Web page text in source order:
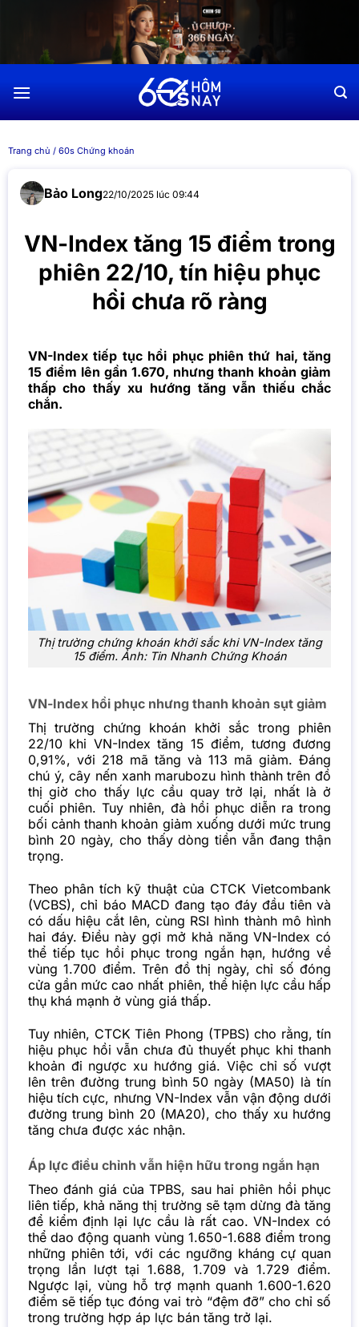
dung
Trang chủ / 60s Chứng khoán
Bảo Long22/10/2025 lúc 09:44
VN-Index tăng 15 điểm trong
phiên 22/10, tín hiệu phục
hồi chưa rõ ràng
VN-Index tiếp tục hồi phục phiên thứ hai, tăng
15 điểm lên gần 1.670, nhưng thanh khoản giảm
thấp cho thấy xu hướng tăng vẫn thiếu chắc
chắn.
Thị trường chứng khoán khởi sắc khi VN-Index tăng
15 điểm. Ảnh: Tin Nhanh Chứng Khoán
VN-Index hồi phục nhưng thanh khoản sụt giảm
Thị trường chứng khoán khởi sắc trong phiên
22/10 khi VN-Index tăng 15 điểm, tương đương
0,91%, với 218 mã tăng và 113 mã giảm. Đáng
chú ý, cây nến xanh marubozu hình thành trên đồ
thị giờ cho thấy lực cầu quay trở lại, nhất là ở
cuối phiên. Tuy nhiên, đà hồi phục diễn ra trong
bối cảnh thanh khoản giảm xuống dưới mức trung
bình 20 ngày, cho thấy dòng tiền vẫn đang thận
trọng.
Theo phân tích kỹ thuật của CTCK Vietcombank
(VCBS), chỉ báo MACD đang tạo đáy đầu tiên và
có dấu hiệu cắt lên, cùng RSI hình thành mô hình
hai đáy. Điều này gợi mở khả năng VN-Index có
thể tiếp tục hồi phục trong ngắn hạn, hướng về
vùng 1.700 điểm. Trên đồ thị ngày, chỉ số đóng
cửa gần mức cao nhất phiên, thể hiện lực cầu hấp
thụ khá mạnh ở vùng giá thấp.
Tuy nhiên, CTCK Tiên Phong (TPBS) cho rằng, tín
hiệu phục hồi vẫn chưa đủ thuyết phục khi thanh
khoản đi ngược xu hướng giá. Việc chỉ số vượt
lên trên đường trung bình 50 ngày (MA50) là tín
hiệu tích cực, nhưng VN-Index vẫn vận động dưới
đường trung bình 20 (MA20), cho thấy xu hướng
tăng chưa được xác nhận.
Áp lực điều chỉnh vẫn hiện hữu trong ngắn hạn
Theo đánh giá của TPBS, sau hai phiên hồi phục
liên tiếp, khả năng thị trường sẽ tạm dừng đà tăng
để kiểm định lại lực cầu là rất cao. VN-Index có
thể dao động quanh vùng 1.650-1.688 điểm trong
những phiên tới, với các ngưỡng kháng cự quan
trọng lần lượt tại 1.688, 1.709 và 1.729 điểm.
Ngược lại, vùng hỗ trợ mạnh quanh 1.600-1.620
điểm sẽ tiếp tục đóng vai trò “đệm đỡ” cho chỉ số
trong trường hợp áp lực bán tăng trở lại.